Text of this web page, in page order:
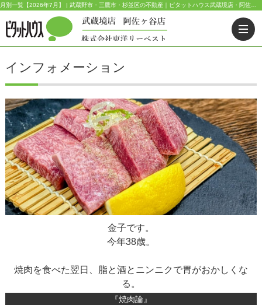
インフォメーション
『焼肉論』
金子です。
今年38歳。
焼肉を食べた翌日、脂と酒とニンニクで胃がおかしくな
る。